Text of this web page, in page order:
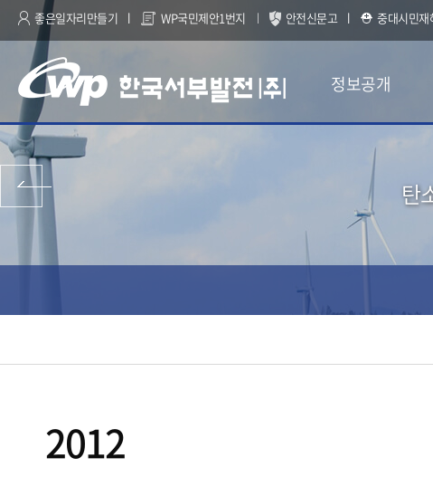
좋은일자리만들기 WP국민제안1번지 안전신문고 중대시민재
정보공개
탄
2012